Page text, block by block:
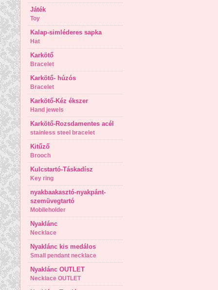
Játék
Toy
Kalap-simléderes sapka
Hat
Karkötő
Bracelet
Karkötő- húzós
Bracelet
Karkötő-Kéz ékszer
Hand jewels
Karkötő-Rozsdamentes acél
stainless steel bracelet
Kitűző
Brooch
Kulcstartó-Táskadísz
Key ring
nyakbaakasztó-nyakpánt-
szemüvegtartó
Mobileholder
Nyaklánc
Necklace
Nyaklánc kis medálos
Small pendant necklace
Nyaklánc OUTLET
Necklace OUTLET